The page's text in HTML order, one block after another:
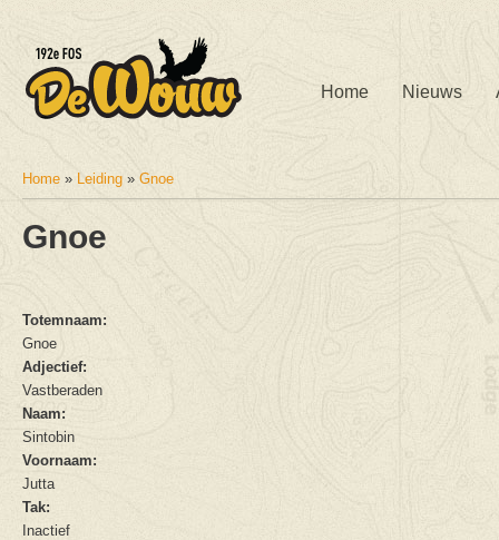
Home Nieuws
U bent hier
Home » Leiding » Gnoe
Gnoe
Totemnaam:
Gnoe
Adjectief:
Vastberaden
Naam:
Sintobin
Voornaam:
Jutta
Tak:
Inactief